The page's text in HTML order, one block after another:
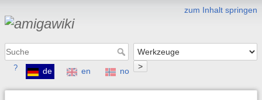
zum Inhalt springen
>
? de en no